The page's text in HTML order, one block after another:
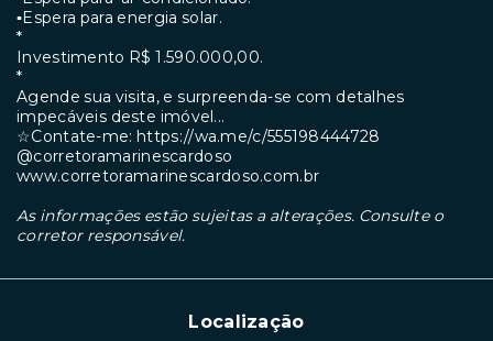
▪︎Espera para energia solar.
*
Investimento R$ 1.590.000,00.
*
Agende sua visita, e surpreenda-se com detalhes
impecáveis deste imóvel...
☆Contate-me: https://wa.me/c/555198444728
@corretoramarinescardoso
www.corretoramarinescardoso.com.br
As informações estão sujeitas a alterações. Consulte o
corretor responsável.
Localização